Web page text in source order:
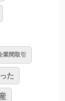
業間取引
た